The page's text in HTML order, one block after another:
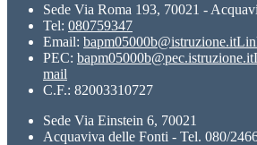
Sede Via Roma 193, 70021 -
Tel: 080759347
Email: bapm05000b@istruzione.it
PEC: bapm05000b@pec.istruzione.it
mail
C.F.: 82003310727
Sede Via Einstein 6, 70021
Acquaviva delle Fonti - Tel. 080/